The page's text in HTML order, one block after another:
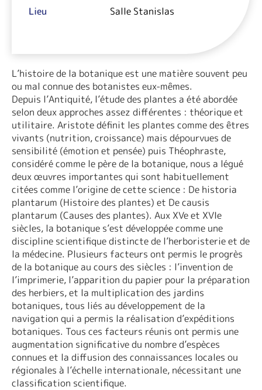
Lieu
Salle Stanislas
L’histoire de la botanique est une matière souvent peu
ou mal connue des botanistes eux-mêmes.
Depuis l’Antiquité, l’étude des plantes a été abordée
selon deux approches assez différentes : théorique et
utilitaire. Aristote définit les plantes comme des êtres
vivants (nutrition, croissance) mais dépourvues de
sensibilité (émotion et pensée) puis Théophraste,
considéré comme le père de la botanique, nous a légué
deux œuvres importantes qui sont habituellement
citées comme l’origine de cette science : De historia
plantarum (Histoire des plantes) et De causis
plantarum (Causes des plantes). Aux XVe et XVIe
siècles, la botanique s’est développée comme une
discipline scientifique distincte de l’herboristerie et de
la médecine. Plusieurs facteurs ont permis le progrès
de la botanique au cours des siècles : l’invention de
l’imprimerie, l’apparition du papier pour la préparation
des herbiers, et la multiplication des jardins
botaniques, tous liés au développement de la
navigation qui a permis la réalisation d’expéditions
botaniques. Tous ces facteurs réunis ont permis une
augmentation significative du nombre d’espèces
connues et la diffusion des connaissances locales ou
régionales à l’échelle internationale, nécessitant une
classification scientifique.